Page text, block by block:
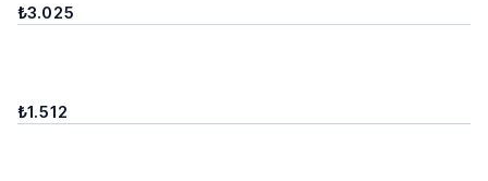
₺3.025
₺1.512